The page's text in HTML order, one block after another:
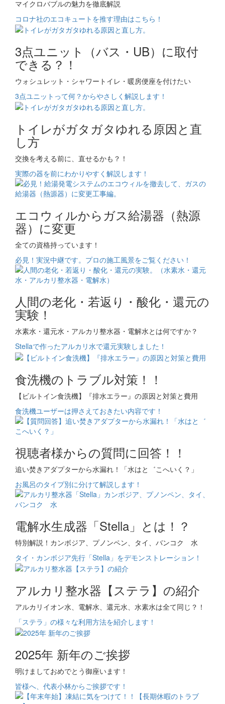
マイクロバブルの魅力を徹底解説
コロナ社のエコキュートを推す理由はこちら！
3点ユニット（バス・UB）に取付
できる？！
ウォシュレット・シャワートイレ・暖房便座を付けたい
3点ユニットって何？からやさしく解説します！
トイレがガタガタゆれる原因と直
し方
交換を考える前に、直せるかも？！
実際の器を前にわかりやすく解説します！
エコウィルからガス給湯器（熱源
器）に変更
全ての資格持っています！
必見！実況中継です。プロの施工風景をご覧ください！
人間の老化・若返り・酸化・還元の
実験！
水素水・還元水・アルカリ整水器・電解水とは何ですか？
Stellaで作ったアルカリ水で還元実験しました！
食洗機のトラブル対策！！
【ビルトイン食洗機】『排水エラー』の原因と対策と費用
食洗機ユーザーは押さえておきたい内容です！
視聴者様からの質問に回答！！
追い焚きアダプターから水漏れ！「水はと゛こへいく？」
お風呂のタイプ別に分けて解説します！
電解水生成器「Stella」とは！？
特別解説！カンボジア、プノンペン、タイ、バンコク 水
タイ・カンボジア先行「Stella」をデモンストレーション！
アルカリ整水器【ステラ】の紹介
アルカリイオン水、電解水、還元水、水素水は全て同じ？！
「ステラ」の様々な利用方法を紹介します！
2025年 新年のご挨拶
明けましておめでとう御座います！
皆様へ、代表小林からご挨拶です！